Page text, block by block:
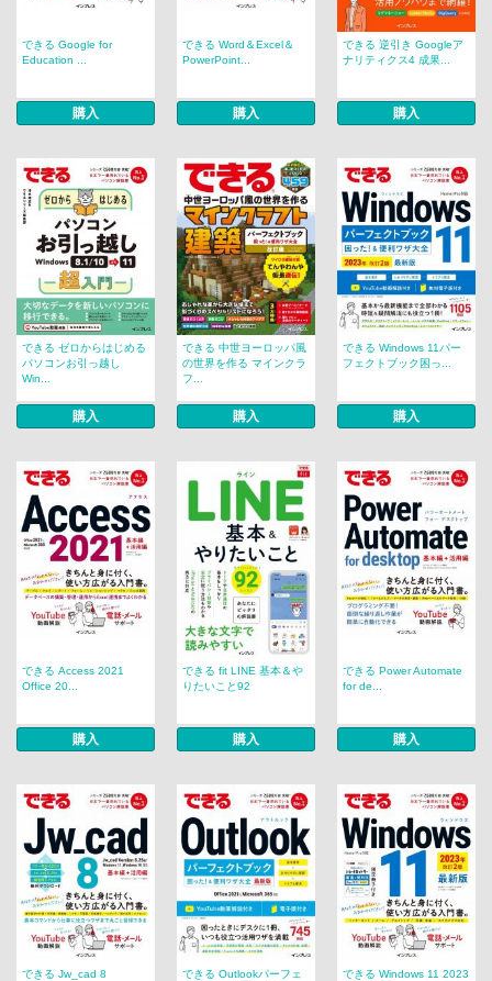
できる Google for
Education ...
購入
できる Word＆Excel＆
PowerPoint...
購入
できる 逆引き Googleア
ナリティクス4 成果...
購入
できる ゼロからはじめる
パソコンお引っ越し
Win...
購入
できる 中世ヨーロッパ風
の世界を作る マインクラ
フ...
購入
できる Windows 11パー
フェクトブック困っ...
購入
できる Access 2021
Office 20...
購入
できる fit LINE 基本＆や
りたいこと92
購入
できる Power Automate
for de...
購入
できる Jw_cad 8
できる Outlookパーフェ
できる Windows 11 2023